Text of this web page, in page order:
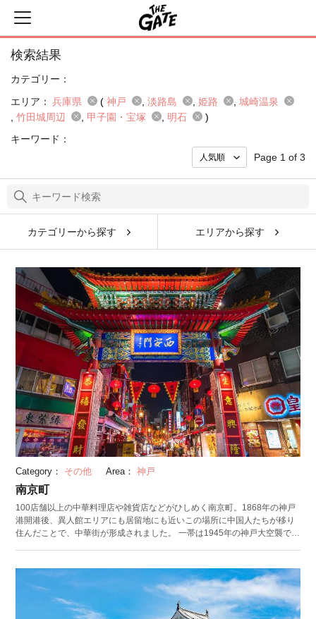
検索結果
カテゴリー：
エリア： 兵庫県 ( 神戸 淡路島 姫路
城崎温泉
竹田城周辺
甲子園・宝塚 明石
)
キーワード：
Page 1 of 3
カテゴリーから探す エリアから探す
Category： その他 Area： 神戸
南京町
100店舗以上の中華料理店や雑貨店などがひしめく南京町。1868年の神戸
港開港後、異人館エリアにも居留地にも近いこの場所に中国人たちが移り
住んだことで、中華街が形成されました。 一帯は1945年の神戸大空襲で全
中華街の一つとして発展を遂げています。中国のグルメやショッピングが
楽しめるのはもちろんのこと、冬の春節祭や秋の中秋節など季節ごとのイ
ベントも見どころです。